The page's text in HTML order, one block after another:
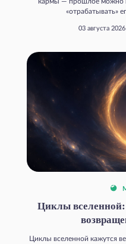
«отрабатывать»
03 августа 2026
Циклы
Циклы вселенной кажутся